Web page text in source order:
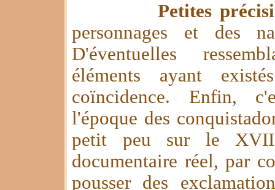
Petites
personnages et des
D'éventuelles
éléments ayant
coïncidence. Enfin,
l'époque des
petit peu sur le
documentaire réel, par
pousser des